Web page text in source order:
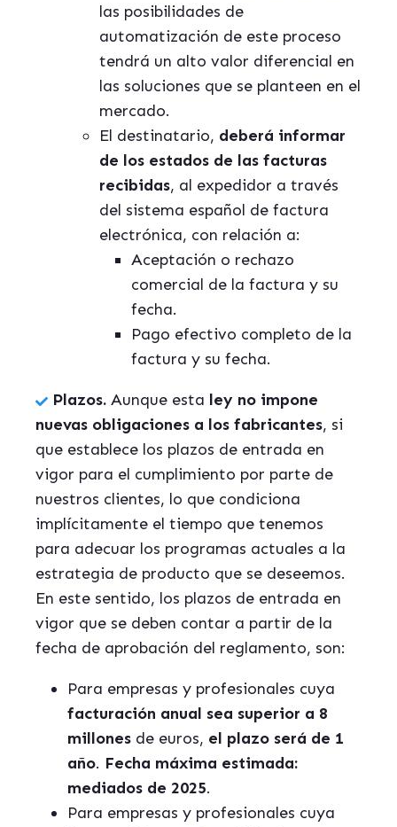
las posibilidades de
automatización de este proceso
tendrá un alto valor diferencial en
las soluciones que se planteen en el
mercado.
El destinatario, deberá informar
de los estados de las facturas
recibidas, al expedidor a través
del sistema español de factura
electrónica, con relación a:
Aceptación o rechazo
comercial de la factura y su
fecha.
Pago efectivo completo de la
factura y su fecha.
Plazos. Aunque esta ley no impone
nuevas obligaciones a los fabricantes, si
que establece los plazos de entrada en
vigor para el cumplimiento por parte de
nuestros clientes, lo que condiciona
implícitamente el tiempo que tenemos
para adecuar los programas actuales a la
estrategia de producto que se deseemos.
En este sentido, los plazos de entrada en
vigor que se deben contar a partir de la
fecha de aprobación del reglamento, son:
Para empresas y profesionales cuya
facturación anual sea superior a 8
millones de euros, el plazo será de 1
año. Fecha máxima estimada:
mediados de 2025.
Para empresas y profesionales cuya